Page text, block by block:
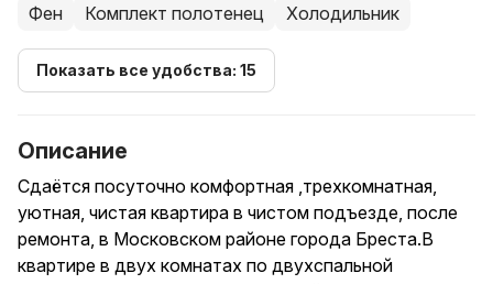
Фен
Комплект полотенец Холодильник
Показать все удобства: 15
Описание
Сдаётся посуточно комфортная ,трехкомнатная,
уютная, чистая квартира в чистом подъезде, после
ремонта, в Московском районе города Бреста.В
квартире в двух комнатах по двухспальной